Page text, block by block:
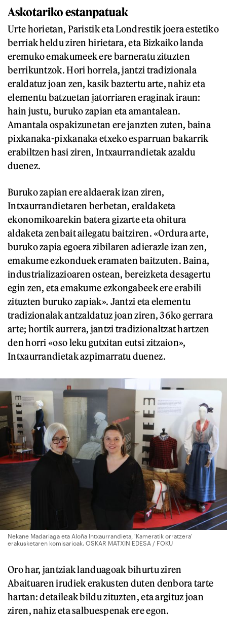
Askotariko estanpatuak
Urte horietan, Paristik eta Londrestik joera estetiko
berriak heldu ziren hirietara, eta Bizkaiko landa
eremuko emakumeek ere barneratu zituzten
berrikuntzok. Hori horrela, jantzi tradizionala
eraldatuz joan zen, kasik baztertu arte, nahiz eta
elementu batzuetan jatorriaren eraginak iraun:
hain justu, buruko zapian eta amantalean.
Amantala ospakizunetan ere janzten zuten, baina
pixkanaka-pixkanaka etxeko esparruan bakarrik
erabiltzen hasi ziren, Intxaurrandietak azaldu
duenez.
Buruko zapian ere aldaerak izan ziren,
Intxaurrandietaren berbetan, eraldaketa
ekonomikoarekin batera gizarte eta ohitura
aldaketa zenbait ailegatu baitziren. «Ordura arte,
buruko zapia egoera zibilaren adierazle izan zen,
emakume ezkonduek eramaten baitzuten. Baina,
industrializazioaren ostean, bereizketa desagertu
egin zen, eta emakume ezkongabeek ere erabili
zituzten buruko zapiak». Jantzi eta elementu
tradizionalak antzaldatuz joan ziren, 36ko gerrara
arte; hortik aurrera, jantzi tradizionaltzat hartzen
den horri «oso leku gutxitan eutsi zitzaion»,
Intxaurrandietak azpimarratu duenez.
Nekane Madariaga eta Aloña Intxaurrandieta, 'Kameratik orratzera'
erakusketaren komisarioak. OSKAR MATXIN EDESA / FOKU
Oro har, jantziak landuagoak bihurtu ziren
Abaituaren irudiek erakusten duten denbora tarte
hartan: detaileak bildu zituzten, eta argituz joan
ziren, nahiz eta salbuespenak ere egon.